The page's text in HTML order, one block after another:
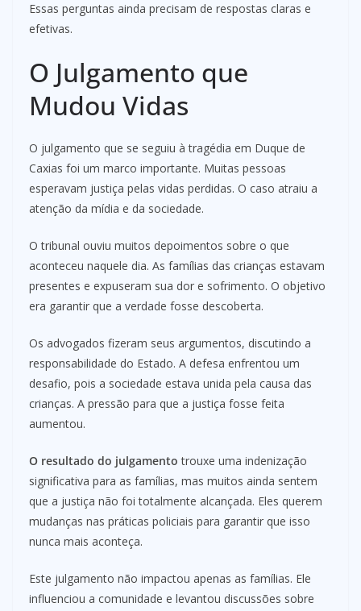
Essas perguntas ainda precisam de respostas claras e
efetivas.
O Julgamento que
Mudou Vidas
O julgamento que se seguiu à tragédia em Duque de
Caxias foi um marco importante. Muitas pessoas
esperavam justiça pelas vidas perdidas. O caso atraiu a
atenção da mídia e da sociedade.
O tribunal ouviu muitos depoimentos sobre o que
aconteceu naquele dia. As famílias das crianças estavam
presentes e expuseram sua dor e sofrimento. O objetivo
era garantir que a verdade fosse descoberta.
Os advogados fizeram seus argumentos, discutindo a
responsabilidade do Estado. A defesa enfrentou um
desafio, pois a sociedade estava unida pela causa das
crianças. A pressão para que a justiça fosse feita
aumentou.
O resultado do julgamento trouxe uma indenização
significativa para as famílias, mas muitos ainda sentem
que a justiça não foi totalmente alcançada. Eles querem
mudanças nas práticas policiais para garantir que isso
nunca mais aconteça.
Este julgamento não impactou apenas as famílias. Ele
influenciou a comunidade e levantou discussões sobre